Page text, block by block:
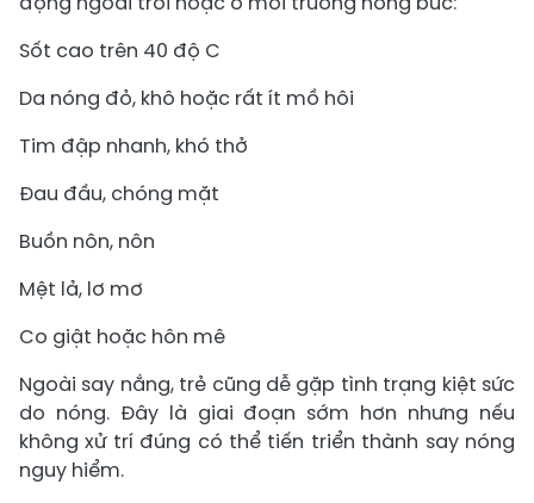
Sốt cao trên 40 độ C
Da nóng đỏ, khô hoặc rất ít mồ hôi
Tim đập nhanh, khó thở
Đau đầu, chóng mặt
Buồn nôn, nôn
Mệt lả, lơ mơ
Co giật hoặc hôn mê
Ngoài say nắng, trẻ cũng dễ gặp tình trạng kiệt sức
do nóng. Đây là giai đoạn sớm hơn nhưng nếu
không xử trí đúng có thể tiến triển thành say nóng
nguy hiểm.